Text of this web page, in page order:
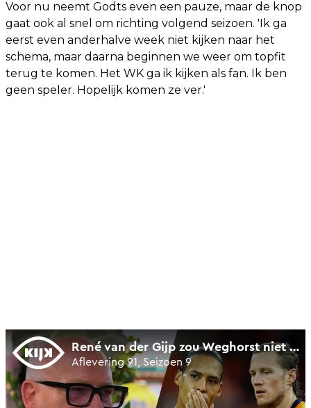
Voor nu neemt Godts even een pauze, maar de knop
gaat ook al snel om richting volgend seizoen. 'Ik ga
eerst even anderhalve week niet kijken naar het
schema, maar daarna beginnen we weer om topfit
terug te komen. Het WK ga ik kijken als fan. Ik ben
geen speler. Hopelijk komen ze ver.'